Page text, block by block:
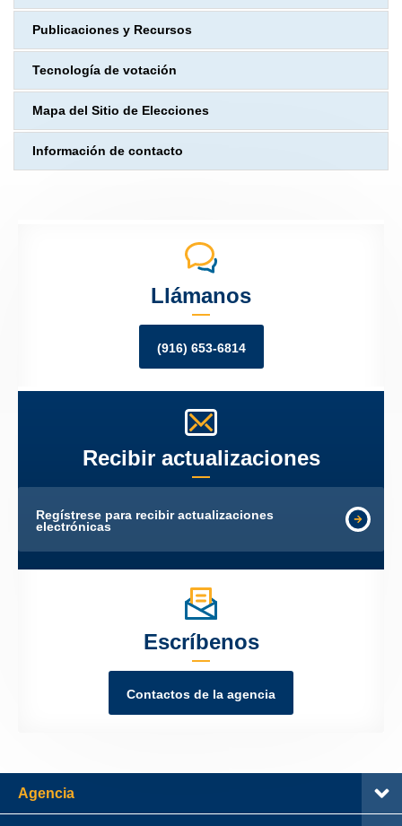
Publicaciones y Recursos
Tecnología de votación
Mapa del Sitio de Elecciones
Información de contacto
Llámanos
(916) 653-6814
Recibir actualizaciones
Regístrese para recibir actualizaciones
electrónicas
Escríbenos
Contactos de la agencia
Agencia